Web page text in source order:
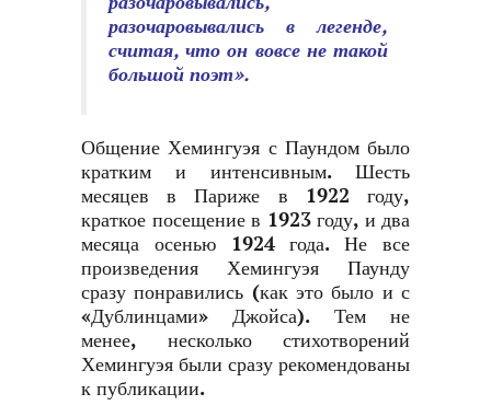
разочаровывались в легенде,
считая, что он вовсе не такой
большой поэт».
Общение Хемингуэя с Паундом было
кратким и интенсивным. Шесть
месяцев в Париже в 1922 году,
краткое посещение в 1923 году, и два
месяца осенью 1924 года. Не все
произведения Хемингуэя Паунду
сразу понравились (как это было и с
«Дублинцами» Джойса). Тем не
менее, несколько стихотворений
Хемингуэя были сразу рекомендованы
к публикации.